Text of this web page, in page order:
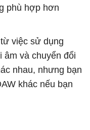
phù hợp hơn
việc sử dụng
và chuyển đổi
nhau, nhưng bạn
khác nếu bạn